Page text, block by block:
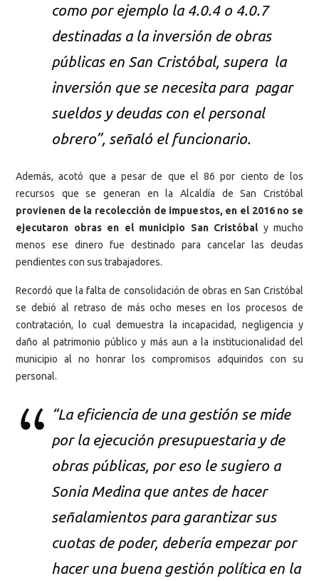
como por ejemplo la 4.0.4 o 4.0.7
destinadas a la inversión de obras
públicas en San Cristóbal, supera la
inversión que se necesita para pagar
sueldos y deudas con el personal
obrero”, señaló el funcionario.
Además, acotó que a pesar de que el 86 por ciento de los
recursos que se generan en la Alcaldía de San Cristóbal
provienen de la recolección de impuestos, en el 2016 no se
ejecutaron obras en el municipio San Cristóbaly mucho
menos ese dinero fue destinado para cancelar las deudas
pendientes con sus trabajadores.
Recordó que la falta de consolidación de obras en San Cristóbal
se debió al retraso de más ocho meses en los procesos de
contratación, lo cual demuestra la incapacidad, negligencia y
daño al patrimonio público y más aun a la institucionalidad del
municipio al no honrar los compromisos adquiridos con su
personal.
“La eficiencia de una gestión se mide
por la ejecución presupuestaria y de
obras públicas, por eso le sugiero a
Sonia Medina que antes de hacer
señalamientos para garantizar sus
cuotas de poder, debería empezar por
hacer una buena gestión política en la